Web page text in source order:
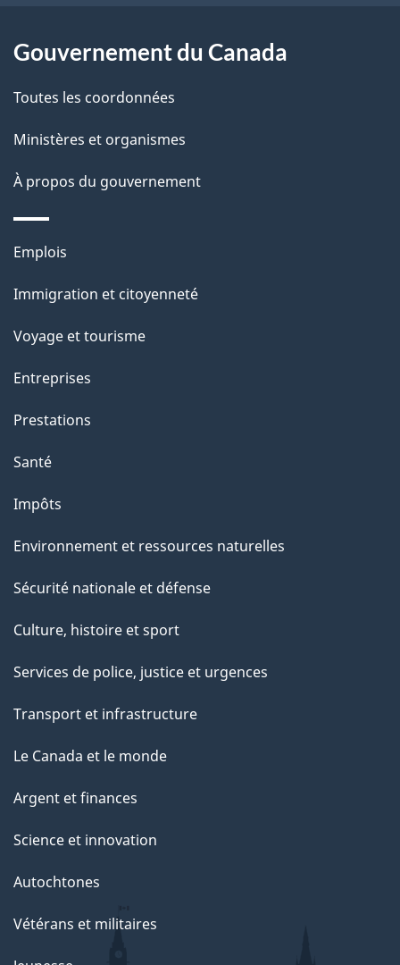
e
l
a
p
a
g
e
Gouvernement du Canada
Toutes les coordonnées
Ministères et organismes
À propos du gouvernement
Thèmes
sujets
Emplois
Immigration et citoyenneté
Voyage et tourisme
Entreprises
Prestations
Santé
Impôts
Environnement et ressources naturelles
Sécurité nationale et défense
Culture, histoire et sport
Services de police, justice et urgences
Transport et infrastructure
Le Canada et le monde
Argent et finances
Science et innovation
Autochtones
Vétérans et militaires